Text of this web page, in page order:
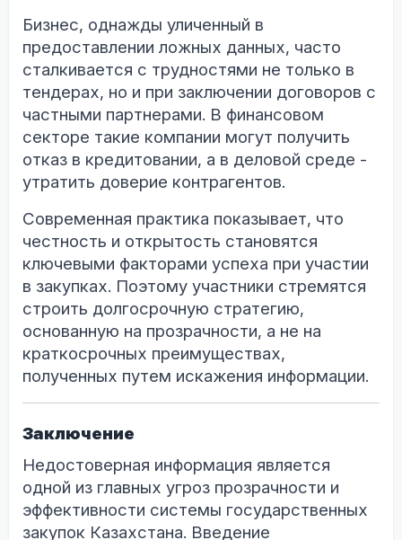
Бизнес, однажды уличенный в
предоставлении ложных данных, часто
сталкивается с трудностями не только в
тендерах, но и при заключении договоров с
частными партнерами. В финансовом
секторе такие компании могут получить
отказ в кредитовании, а в деловой среде -
утратить доверие контрагентов.
Современная практика показывает, что
честность и открытость становятся
ключевыми факторами успеха при участии
в закупках. Поэтому участники стремятся
строить долгосрочную стратегию,
основанную на прозрачности, а не на
краткосрочных преимуществах,
полученных путем искажения информации.
Заключение
Недостоверная информация является
одной из главных угроз прозрачности и
эффективности системы государственных
закупок Казахстана. Введение